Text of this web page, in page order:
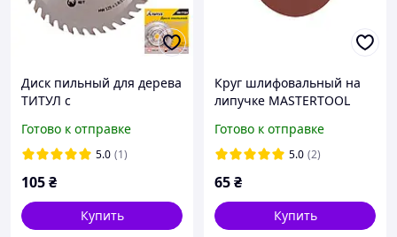
Диск пильный для дерева
ТИТУЛ с
напайками 125х22.2х40Т
08-7124
Готово к отправке
5.0 (1)
105₴
Купить
Круг шлифовальный на
липучке MASTERTOOL
Готово к отправке
5.0 (2)
65₴
Купить